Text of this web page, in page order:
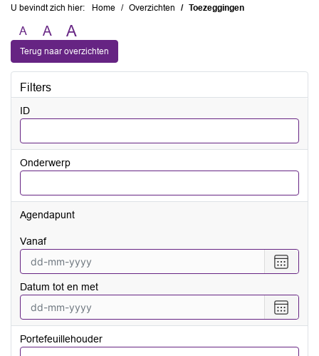
U bevindt zich hier: Home Overzichten Toezeggingen
A A A
Terug naar overzichten
Filters
ID
Onderwerp
Agendapunt
vanaf
een
vanaf
Datum tot en met
een
tot
Portefeuillehouder